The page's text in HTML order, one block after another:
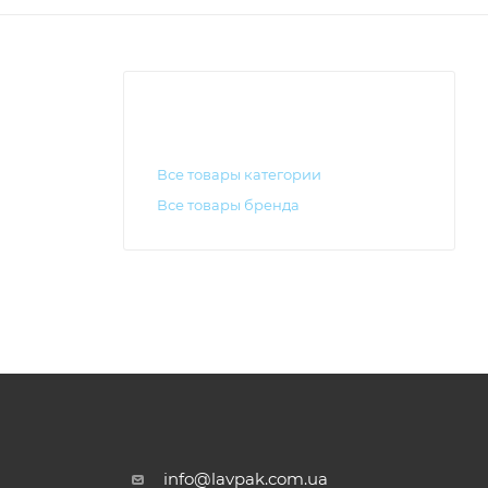
Все товары категории
Все товары бренда
info@lavpak.com.ua